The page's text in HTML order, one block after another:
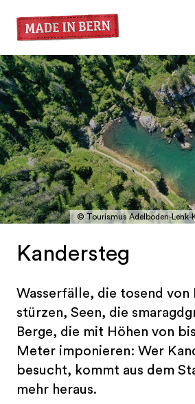
© Tourismus Adelboden-Lenk-
Kandersteg
Wasserfälle, die tosend von
stürzen, Seen, die
Berge, die mit Höhen von
Meter imponieren: Wer
besucht, kommt aus dem
mehr heraus.